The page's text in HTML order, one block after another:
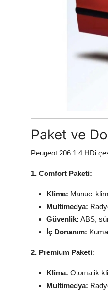
Paket ve
Peugeot 206 1.4 HDi
1. Comfort Paketi:
Klima: Manuel
Multimedya:
Güvenlik: ABS,
İç Donanım:
2. Premium Paketi:
Klima: Otomatik
Multimedya: